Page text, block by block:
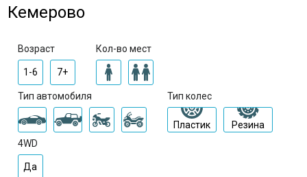
Кемерово
Возраст
1-6 7+
Кол-во мест
Тип автомобиля Тип колес
Пластик
Резина
4WD
Да